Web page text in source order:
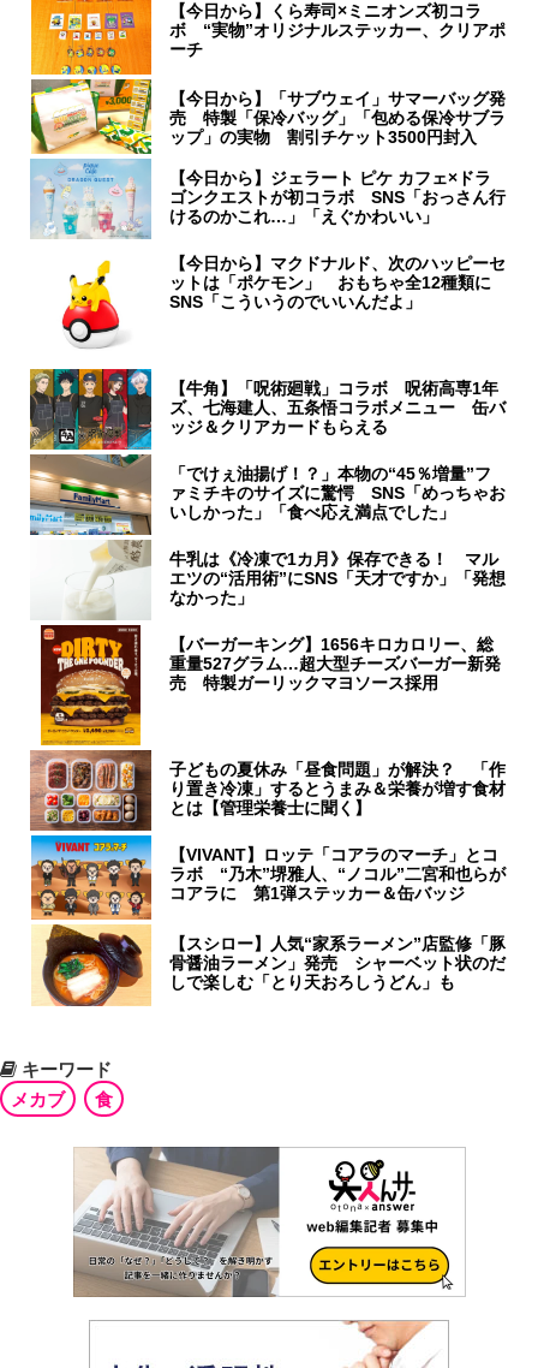
【今日から】くら寿司×ミニオンズ初コラ
ボ “実物”オリジナルステッカー、クリアポ
ーチ
【今日から】「サブウェイ」サマーバッグ発
売 特製「保冷バッグ」「包める保冷サブラ
ップ」の実物 割引チケット3500円封入
【今日から】ジェラート ピケ カフェ×ドラ
ゴンクエストが初コラボ SNS「おっさん行
けるのかこれ…」「えぐかわいい」
【今日から】マクドナルド、次のハッピーセ
ットは「ポケモン」 おもちゃ全12種類に
SNS「こういうのでいいんだよ」
【牛角】「呪術廻戦」コラボ 呪術高専1年
ズ、七海建人、五条悟コラボメニュー 缶バ
ッジ＆クリアカードもらえる
「でけぇ油揚げ！？」本物の“45％増量”フ
ァミチキのサイズに驚愕 SNS「めっちゃお
いしかった」「食べ応え満点でした」
牛乳は《冷凍で1カ月》保存できる！ マル
エツの“活用術”にSNS「天才ですか」「発想
なかった」
【バーガーキング】1656キロカロリー、総
重量527グラム…超大型チーズバーガー新発
売 特製ガーリックマヨソース採用
子どもの夏休み「昼食問題」が解決？ 「作
り置き冷凍」するとうまみ＆栄養が増す食材
とは【管理栄養士に聞く】
【VIVANT】ロッテ「コアラのマーチ」とコ
ラボ “乃木”堺雅人、“ノコル”二宮和也らが
コアラに 第1弾ステッカー＆缶バッジ
【スシロー】人気“家系ラーメン”店監修「豚
骨醤油ラーメン」発売 シャーベット状のだ
しで楽しむ「とり天おろしうどん」も
キーワード
メカブ
食